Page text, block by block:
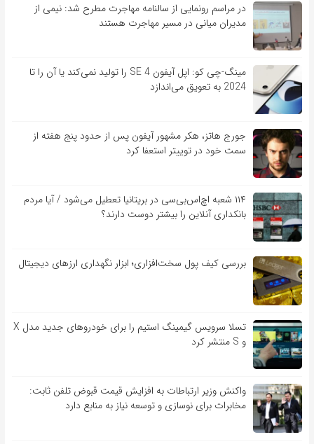
در مراسم رونمایی از سالنامه مهاجرت مطرح شد: نیمی از
مدیران میانی در مسیر مهاجرت هستند
مینگ-چی کو: اپل آیفون SE 4 را تولید نمی‌کند یا آن را تا
2024 به تعویق می‌اندازد
جورج هاتز، هکر مشهور آیفون پس از حدود پنج هفته از
سمت خود در توییتر استعفا کرد
۱۱۴ شعبه اچ‌اس‌بی‌سی در بریتانیا تعطیل می‌شود / آیا مردم
بانکداری آنلاین را بیشتر دوست دارند؟
بررسی کیف‌ پول سخت‌افزاری؛ ابزار نگهداری ارزهای دیجیتال
تسلا سرویس گیمینگ استیم را برای خودروهای جدید مدل X
و S منتشر کرد
واکنش وزیر ارتباطات به افزایش قیمت قبوض تلفن ثابت:
مخابرات برای نوسازی و توسعه نیاز به منابع دارد